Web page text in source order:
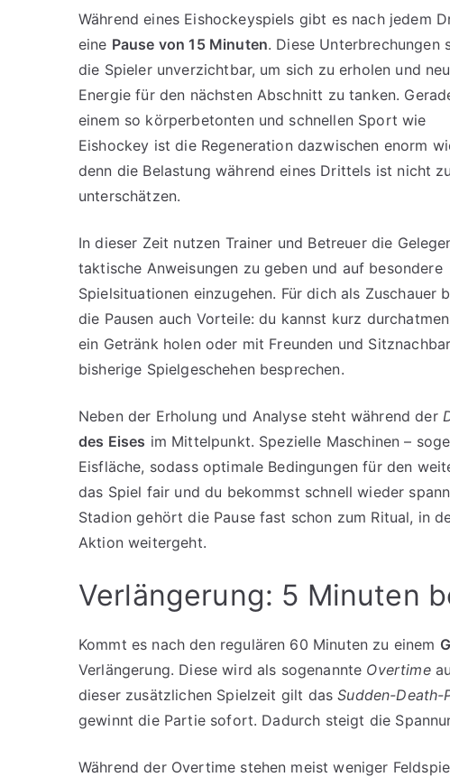
Während eines Eishockeyspiels gibt es nach jedem
eine Pause von 15 Minuten. Diese Unterbrechungen
die Spieler unverzichtbar, um sich zu erholen und
Energie für den nächsten Abschnitt zu tanken.
einem so körperbetonten und schnellen Sport wie
Eishockey ist die Regeneration dazwischen enorm
denn die Belastung während eines Drittels ist nicht zu
unterschätzen.
In dieser Zeit nutzen Trainer und Betreuer die
taktische Anweisungen zu geben und auf besondere
Spielsituationen einzugehen. Für dich als Zuschauer
die Pausen auch Vorteile: du kannst kurz
ein Getränk holen oder mit Freunden und
bisherige Spielgeschehen besprechen.
Neben der Erholung und Analyse steht während der
des Eises im Mittelpunkt. Spezielle Maschinen –
Eisfläche, sodass optimale Bedingungen für den
das Spiel fair und du bekommst schnell wieder
Stadion gehört die Pause fast schon zum Ritual, in
Aktion weitergeht.
Verlängerung: 5 Minuten
Kommt es nach den regulären 60 Minuten zu einem
Verlängerung. Diese wird als sogenannte Overtime
dieser zusätzlichen Spielzeit gilt dasSudden-Death-
gewinnt die Partie sofort. Dadurch steigt die
Während der Overtime stehen meist weniger